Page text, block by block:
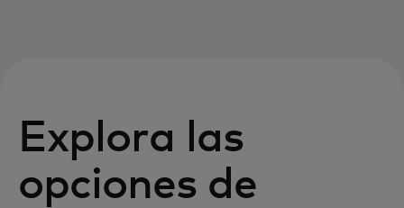
Explora las
opciones de